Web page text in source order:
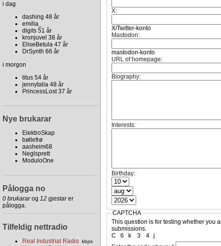
i dag
dashing 48 år
emilia_
digits 51 år
kronjuvel 38 år
EliseBetula 47 år
DrSynth 66 år
i morgon
titus 54 år
jennytalia 48 år
PrincessLost 37 år
Nye brukarar
ElektroSkap
bøllefrø
aasheim68
Neglsprett
ModuloOne
Pålogga no
0 brukararog 12 gjestarer
pålogga.
Tilfeldig nettradio
Real Industrial Radio kbps
X:
X/Twitter-konto
Mastodon:
mastodon-konto
URL of homepage:
Biography:
Interests:
Birthday:
CAPTCHA
This question is for testing whether you
submissions.
6
k 4
3 j
C